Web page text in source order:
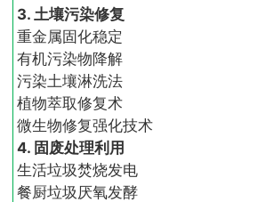
3. 土壤污染修复
重金属固化稳定
有机污染物降解
污染土壤淋洗法
植物萃取修复术
微生物修复强化技术
4. 固废处理利用
生活垃圾焚烧发电
餐厨垃圾厌氧发酵